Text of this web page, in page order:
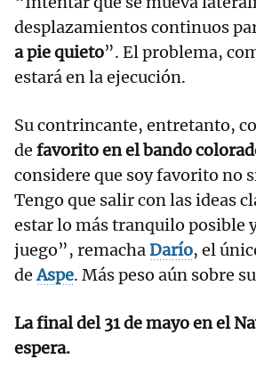
desplazamientos continuos
a pie quieto”. El problema,
estará en la ejecución.
Su contrincante, entretanto,
de favorito en el bando
considere que soy favorito no
Tengo que salir con las ideas
estar lo más tranquilo posible
juego”, remachaDarío, el
deAspe. Más peso aún sobre
La final del 31 de mayo en el
espera.